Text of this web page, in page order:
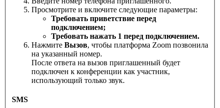
Просмотрите и включите следующие параметры:
Требовать приветствие перед
подключением;
Требовать нажать 1 перед подключением.
Нажмите Вызов, чтобы платформа Zoom позвонила
на указанный номер.
После ответа на вызов приглашенный будет
подключен к конференции как участник,
использующий только звук.
SMS